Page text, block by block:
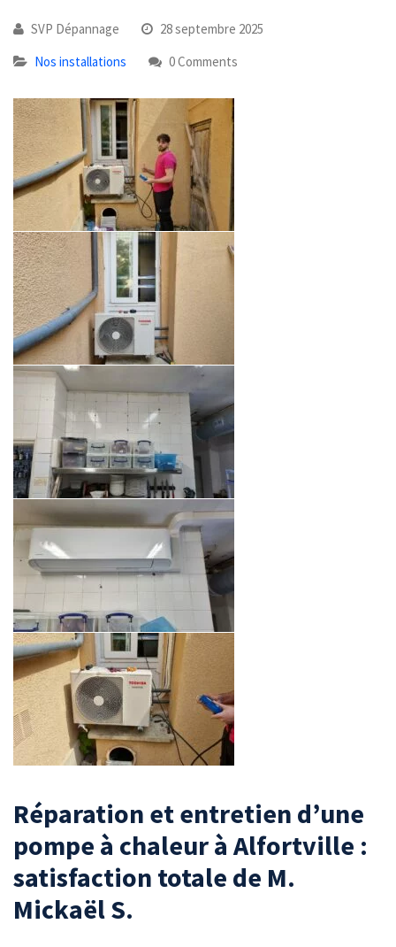
SVP Dépannage
28 septembre 2025
Nos installations
0 Comments
Réparation et entretien d’une
pompe à chaleur à Alfortville :
satisfaction totale de M.
Mickaël S.